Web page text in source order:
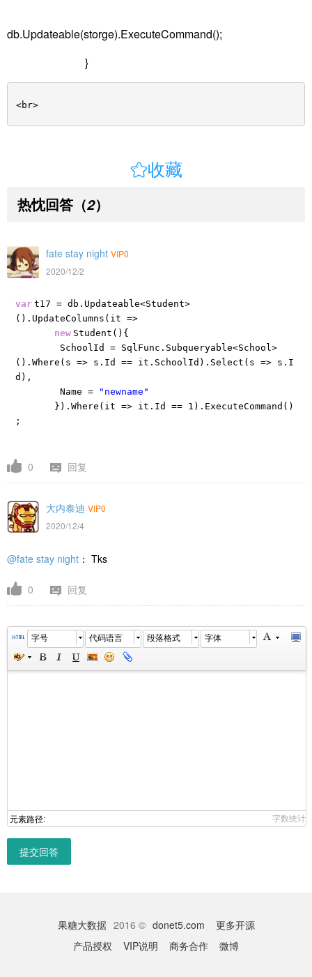
db.Updateable(storge).ExecuteCommand();
}
<br>
收藏
热忱回答 （2）
fate stay night VIP0
2020/12/2
var t17 = db.Updateable<Student>
().UpdateColumns(it =>
new Student(){
SchoolId = SqlFunc.Subqueryable<School>
().Where(s => s.Id == it.SchoolId).Select(s => s.I
d),
Name =
"newname"
}).Where(it => it.Id == 1).ExecuteCommand()
;
0 回复
大内泰迪 VIP0
2020/12/4
@fate stay night ： Tks
0 回复
字号 代码语言 段落格式 字体
元素路径: 字数统计
提交回答
果糖大数据 2016 © donet5.com
更多开源
产品授权
VIP说明 商务合作 微博